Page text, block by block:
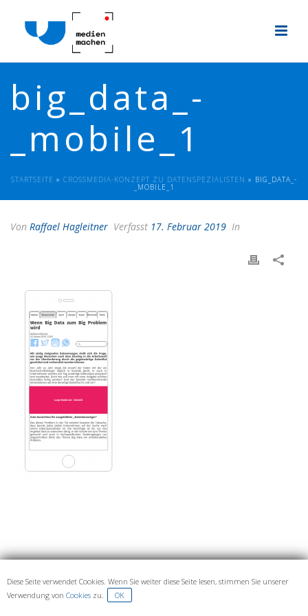
big_data_-
_mobile_1
STARTSEITE » CROSSMEDIA-KONZEPT ZU DATENSPEZIALISTEN » BIG_DATA_-
_MOBILE_1
Von Raffael Hagleitner Verfasst 17. Februar 2019 In
IMPRESSUM UND DATENSCHUTZ
Diese Seite verwendet Cookies. Wenn Sie weiter diese Seite lesen, stimmen Sie unserer
Verwendung von Cookies zu. OK